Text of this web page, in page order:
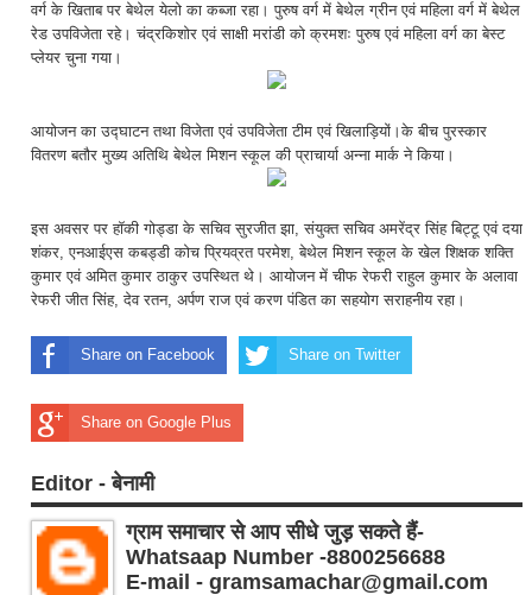
वर्ग के खिताब पर बेथेल येलो का कब्जा रहा। पुरुष वर्ग में बेथेल ग्रीन एवं महिला वर्ग में बेथेल
रेड उपविजेता रहे। चंद्रकिशोर एवं साक्षी मरांडी को क्रमशः पुरुष एवं महिला वर्ग का बेस्ट
प्लेयर चुना गया।
आयोजन का उद्घाटन तथा विजेता एवं उपविजेता टीम एवं खिलाड़ियों।के बीच पुरस्कार
वितरण बतौर मुख्य अतिथि बेथेल मिशन स्कूल की प्राचार्या अन्ना मार्क ने किया।
इस अवसर पर हॉकी गोड्डा के सचिव सुरजीत झा, संयुक्त सचिव अमरेंद्र सिंह बिट्टू एवं दया
शंकर, एनआईएस कबड्डी कोच प्रियव्रत परमेश, बेथेल मिशन स्कूल के खेल शिक्षक शक्ति
कुमार एवं अमित कुमार ठाकुर उपस्थित थे। आयोजन में चीफ रेफरी राहुल कुमार के अलावा
रेफरी जीत सिंह, देव रतन, अर्पण राज एवं करण पंडित का सहयोग सराहनीय रहा।
Share on Facebook Share on Twitter
Share on Google Plus
Editor - बेनामी
ग्राम समाचार से आप सीधे जुड़ सकते हैं-
Whatsaap Number -8800256688
E-mail - gramsamachar@gmail.com